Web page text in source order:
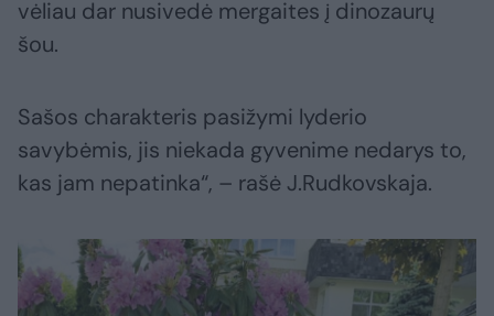
vėliau dar nusivedė mergaites į dinozaurų
šou.
Sašos charakteris pasižymi lyderio
savybėmis, jis niekada gyvenime nedarys to,
kas jam nepatinka“, – rašė J.Rudkovskaja.